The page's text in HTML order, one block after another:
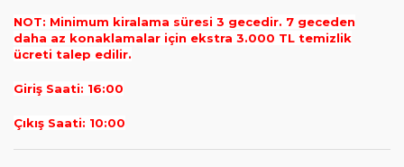
NOT: Minimum kiralama süresi 3 gecedir. 7 geceden
daha az konaklamalar için ekstra 3.000 TL temizlik
ücreti talep edilir.
Giriş Saati: 16:00
Çıkış Saati: 10:00